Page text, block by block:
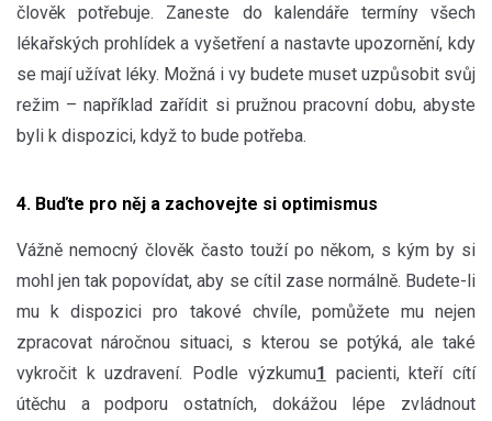
člověk potřebuje. Zaneste do kalendáře termíny všech
lékařských prohlídek a vyšetření a nastavte upozornění, kdy
se mají užívat léky. Možná i vy budete muset uzpůsobit svůj
režim – například zařídit si pružnou pracovní dobu, abyste
byli k dispozici, když to bude potřeba.
4. Buďte pro něj a zachovejte si optimismus
Vážně nemocný člověk často touží po někom, s kým by si
mohl jen tak popovídat, aby se cítil zase normálně. Budete-li
mu k dispozici pro takové chvíle, pomůžete mu nejen
zpracovat náročnou situaci, s kterou se potýká, ale také
vykročit k uzdravení. Podle výzkumu1 pacienti, kteří cítí
útěchu a podporu ostatních, dokážou lépe zvládnout